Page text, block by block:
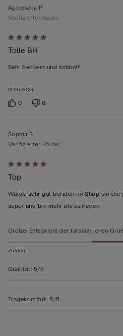
Mit
5
von
bewertet
14.05.2026
Agnieszka P
Verifizierter Käufer
Tolle BH
Sehr bequem und schön!!!
0 0
Mit
5
von
5
Sophia S
Verifizierter Käufer
Top
Wurde sehr gut beraten im Shop um
super und bin mehr als zufrieden
Größe: Entspricht der tatsächlichen
Zu klein
Qualität: 5/5
Tragekomfort: 5/5